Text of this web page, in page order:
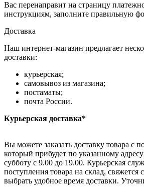
Вас перенаправит на страницу
инструкциям, заполните правильную
Доставка
Наш интернет-магазин предлагает
доставки:
курьерская;
самовывоз из магазина;
постаматы;
почта России.
Курьерская доставка*
Вы можете заказать доставку товара с
который прибудет по указанному
субботу с 9.00 до 19.00. Курьерская
поступления товара на склад,
выбрать удобное время доставки.